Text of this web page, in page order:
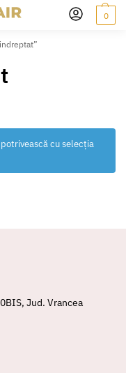
0
cu selecția
Jud. Vrancea